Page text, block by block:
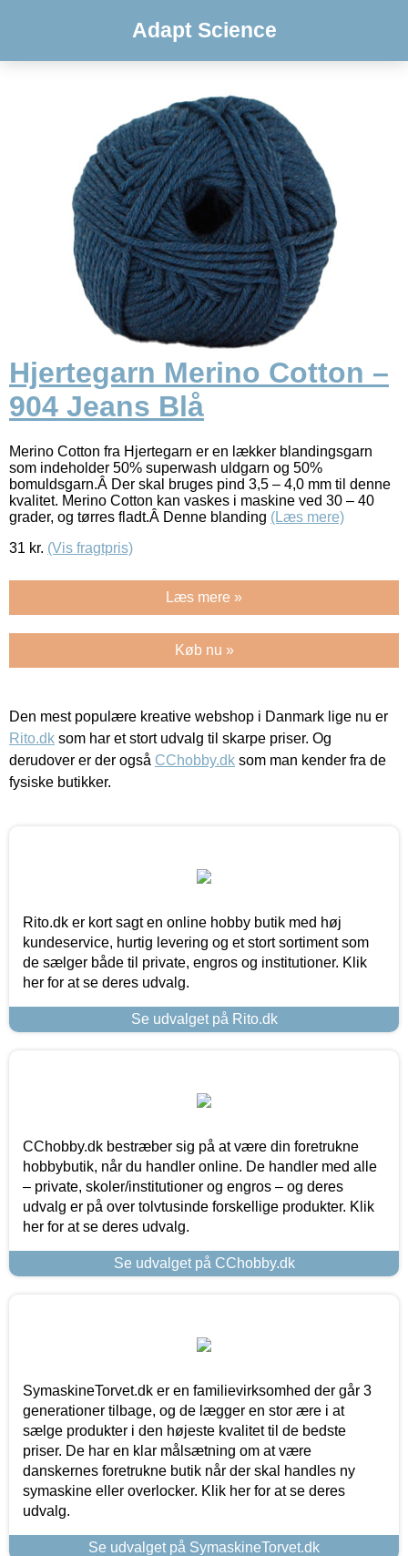
Adapt Science
Hjertegarn Merino Cotton –
904 Jeans Blå
Merino Cotton fra Hjertegarn er en lækker blandingsgarn
som indeholder 50% superwash uldgarn og 50%
bomuldsgarn.Â Der skal bruges pind 3,5 – 4,0 mm til denne
kvalitet. Merino Cotton kan vaskes i maskine ved 30 – 40
grader, og tørres fladt.Â Denne blanding (Læs mere)
31 kr. (Vis fragtpris)
Læs mere »
Køb nu »
Den mest populære kreative webshop i Danmark lige nu er
Rito.dk som har et stort udvalg til skarpe priser. Og
derudover er der også CChobby.dk som man kender fra de
fysiske butikker.
Rito.dk er kort sagt en online hobby butik med høj
kundeservice, hurtig levering og et stort sortiment som
de sælger både til private, engros og institutioner. Klik
her for at se deres udvalg.
Se udvalget på Rito.dk
CChobby.dk bestræber sig på at være din foretrukne
hobbybutik, når du handler online. De handler med alle
– private, skoler/institutioner og engros – og deres
udvalg er på over tolvtusinde forskellige produkter. Klik
her for at se deres udvalg.
Se udvalget på CChobby.dk
SymaskineTorvet.dk er en familievirksomhed der går 3
generationer tilbage, og de lægger en stor ære i at
sælge produkter i den højeste kvalitet til de bedste
priser. De har en klar målsætning om at være
danskernes foretrukne butik når der skal handles ny
symaskine eller overlocker. Klik her for at se deres
udvalg.
Se udvalget på SymaskineTorvet.dk